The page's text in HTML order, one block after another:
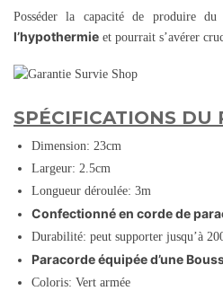
Posséder la capacité de produire
l’hypothermie et pourrait s’avérer
SPÉCIFICATIONS DU
Dimension: 23cm
Largeur: 2.5cm
Longueur déroulée: 3m
Confectionné en corde de
Durabilité: peut supporter jusqu’à
Paracorde équipée d’une
Coloris: Vert armée